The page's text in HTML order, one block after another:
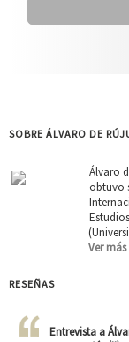
SOBRE ÁLVARO DE
Álvaro
obtuvo
Ver
RESEÑAS
Entrevista a